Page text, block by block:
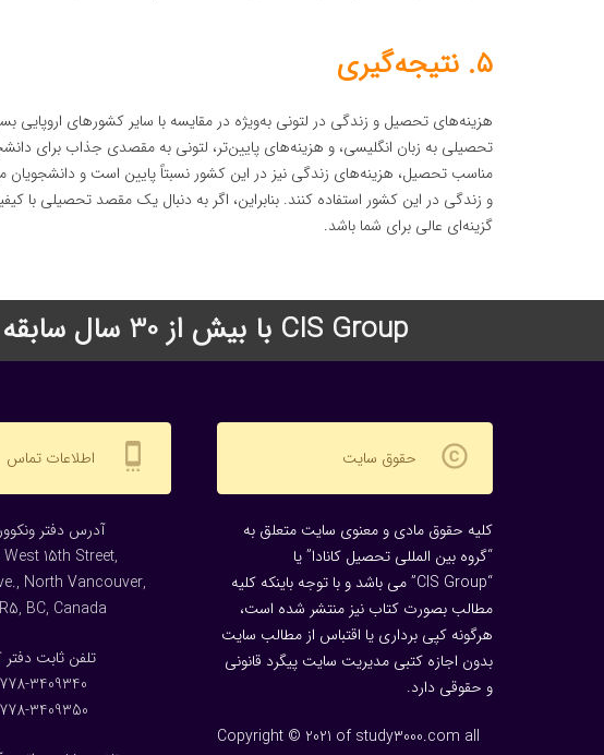
۵. نتیجه‌گیری
هزینه‌های تحصیل و زندگی در لتونی به‌ویژه در مقایسه با سایر کشورهای اروپایی
تحصیلی به زبان انگلیسی، و هزینه‌های پایین‌تر، لتونی به مقصدی جذاب برای
مناسب تحصیل، هزینه‌های زندگی نیز در این کشور نسبتاً پایین است و دانشجویان
و زندگی در این کشور استفاده کنند. بنابراین، اگر به دنبال یک مقصد تحصیلی با
گزینه‌ای عالی برای شما باشد.
CIS Group با بیش از 30 سال سابقه درخشان در زمینه اعزام دانشجو به دانشگاههای معتبر جهان
copyright حقوق سایت
کلیه حقوق مادی و معنوی سایت متعلق به
“گروه بین المللی تحصیل کانادا” یا
“CIS Group” می باشد و با توجه باینکه کلیه
مطالب بصورت کتاب نیز منتشر شده است،
هرگونه كپی برداری یا اقتباس از مطالب سایت
بدون اجازه كتبی مدیریت سایت پیگرد قانونی
و حقوقی دارد.
Copyright © 2021 of study3000.com all
settings_cell اطلاعات تماس
:آدرس دفتر ونکوور
West 15th Street,
North Vancouver,
BC, Canada
:تلفن ثابت دفتر
778-3409340
778-3409350